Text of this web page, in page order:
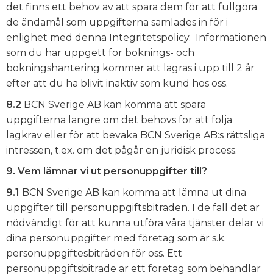
det finns ett behov av att spara dem för att fullgöra
de ändamål som uppgifterna samlades in för i
enlighet med denna Integritetspolicy. Informationen
som du har uppgett för boknings- och
bokningshantering kommer att lagras i upp till 2 år
efter att du ha blivit inaktiv som kund hos oss.
8.2 BCN Sverige AB kan komma att spara
uppgifterna längre om det behövs för att följa
lagkrav eller för att bevaka BCN Sverige AB:s rättsliga
intressen, t.ex. om det pågår en juridisk process.
9. Vem lämnar vi ut personuppgifter till?
9.1 BCN Sverige AB kan komma att lämna ut dina
uppgifter till personuppgiftsbiträden. I de fall det är
nödvändigt för att kunna utföra våra tjänster delar vi
dina personuppgifter med företag som är s.k.
personuppgiftesbiträden för oss. Ett
personuppgiftsbiträde är ett företag som behandlar